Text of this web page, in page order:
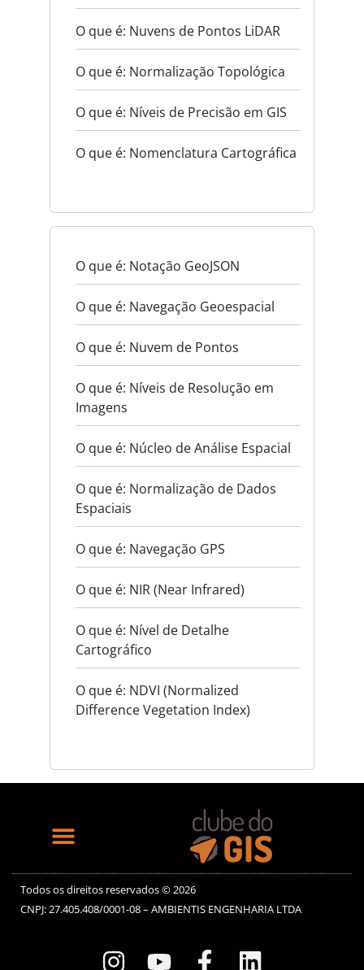
O que é: Nuvens de Pontos LiDAR
O que é: Normalização Topológica
O que é: Níveis de Precisão em GIS
O que é: Nomenclatura Cartográfica
O que é: Notação GeoJSON
O que é: Navegação Geoespacial
O que é: Nuvem de Pontos
O que é: Níveis de Resolução em
Imagens
O que é: Núcleo de Análise Espacial
O que é: Normalização de Dados
Espaciais
O que é: Navegação GPS
O que é: NIR (Near Infrared)
O que é: Nível de Detalhe
Cartográfico
O que é: NDVI (Normalized
Difference Vegetation Index)
Todos os direitos reservados © 2026
CNPJ: 27.405.408/0001-08 – AMBIENTIS ENGENHARIA LTDA